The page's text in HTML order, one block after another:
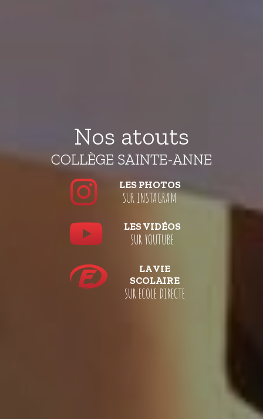
Nos atouts
COLLÈGE SAINTE-ANNE
LES PHOTOS
SUR INSTAGRAM
LES VIDÉOS
SUR YOUTUBE
LA VIE
SCOLAIRE
SUR ECOLE DIRECTE